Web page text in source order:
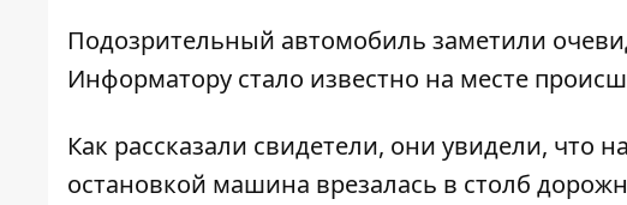
Подозрительный автомобиль заметили
Информатору стало известно на месте
Как рассказали свидетели, они увидели, что
остановкой машина врезалась в столб